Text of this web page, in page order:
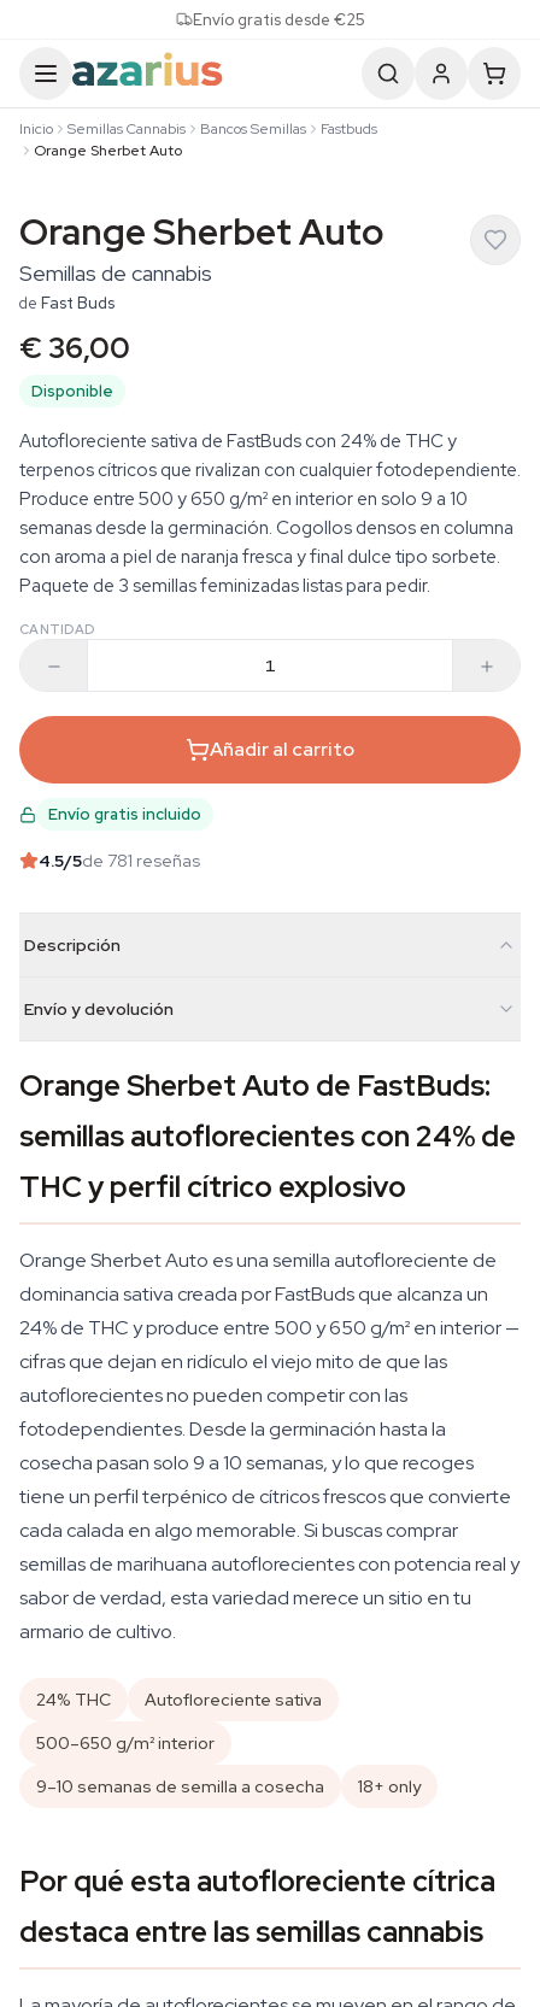
Envío gratis desde €25
Inicio Semillas Cannabis Bancos Semillas
Fastbuds
Orange Sherbet Auto
Orange Sherbet Auto
Semillas de cannabis
de Fast Buds
€ 36,00
Disponible
Autofloreciente sativa de FastBuds con 24% de THC y
terpenos cítricos que rivalizan con cualquier fotodependiente.
Produce entre 500 y 650 g/m² en interior en solo 9 a 10
semanas desde la germinación. Cogollos densos en columna
con aroma a piel de naranja fresca y final dulce tipo sorbete.
Paquete de 3 semillas feminizadas listas para pedir.
CANTIDAD
Añadir al carrito
Envío gratis incluido
4.5/5de 781 reseñas
Descripción
Envío y devolución
Orange Sherbet Auto de FastBuds:
semillas autoflorecientes con 24% de
THC y perfil cítrico explosivo
Orange Sherbet Auto es una semilla autofloreciente de
dominancia sativa creada por FastBuds que alcanza un
24% de THC y produce entre 500 y 650 g/m² en interior —
cifras que dejan en ridículo el viejo mito de que las
autoflorecientes no pueden competir con las
fotodependientes. Desde la germinación hasta la
cosecha pasan solo 9 a 10 semanas, y lo que recoges
tiene un perfil terpénico de cítricos frescos que convierte
cada calada en algo memorable. Si buscas comprar
semillas de marihuana autoflorecientes con potencia real y
sabor de verdad, esta variedad merece un sitio en tu
armario de cultivo.
24% THC
Autofloreciente sativa
500–650 g/m² interior
9–10 semanas de semilla a cosecha
18+ only
Por qué esta autofloreciente cítrica
destaca entre las semillas cannabis